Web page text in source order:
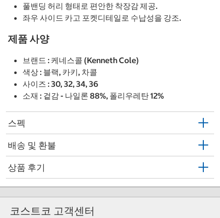
풀밴딩 허리 형태로 편안한 착장감 제공.
좌우 사이드 카고 포켓디테일로 수납성을 강조.
제품 사양
브랜드 : 케네스콜 (Kenneth Cole)
색상 : 블랙, 카키, 차콜
사이즈 : 30, 32, 34, 36
소재 : 겉감 - 나일론 88%, 폴리우레탄 12%
스펙
배송 및 환불
상품 후기
코스트코 고객센터